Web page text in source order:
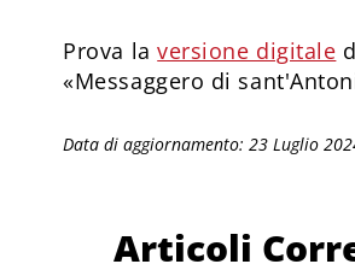
Prova laversione digitale
«Messaggero di
Data di aggiornamento: 23 Luglio
Articoli